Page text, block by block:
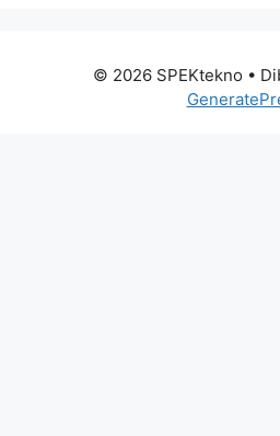
© 2026 SPEKtekno •